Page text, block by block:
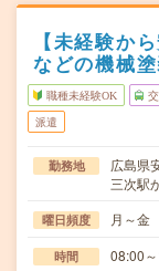
【未経験か
などの機械
職種未経験OK
派遣
勤務地
広島県
三次駅
曜日頻度 月～金
時間 08:00